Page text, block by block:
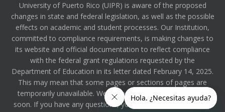
University of Puerto Rico (UIPR) is aware of the proposed
changes in state and federal legislation, as well as the possible
effects on academic and student processes. Our Institution,
committed to compliance requirements, is making changes to
its website and official documentation to reflect compliance
with the federal grant regulations requested by the
Department of Education in its letter dated February 14, 2025.
This may mean that some pages or sections of pages are
temporarily unavailable. We will be completing the process
soon. If you have any questions, you can contact Ms. Lilia M.